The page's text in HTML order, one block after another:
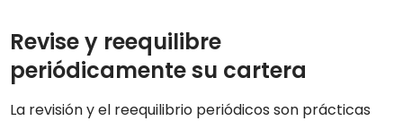
Revise y reequilibre
periódicamente su cartera
La revisión y el reequilibrio periódicos son prácticas